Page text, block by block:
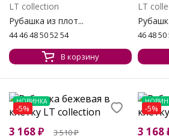
LT collection
Рубашка из плот...
44 46 48 50 52 54
В корзину
LT
46 48 50
НОВИНКА
-5%
3 168₽ 3 510₽
-5%
3 168